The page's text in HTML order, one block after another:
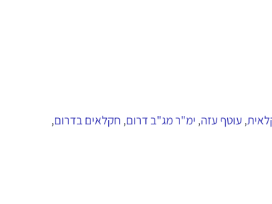
, עוטף עזה, ימ"ר מג"ב דרום, חקלאים בדרום,